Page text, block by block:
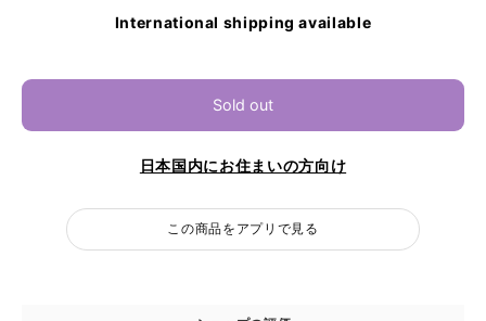
International shipping available
Sold out
日本国内にお住まいの方向け
この商品をアプリで見る